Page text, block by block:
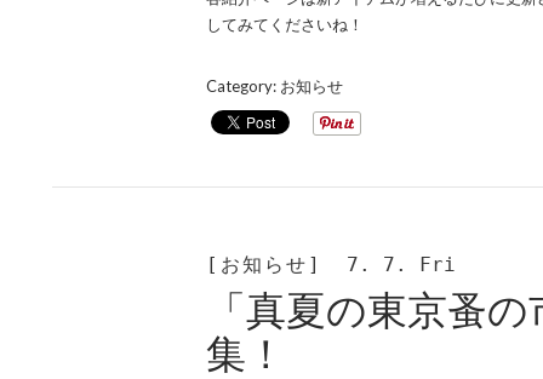
してみてくださいね！
Category: お知らせ
[お知らせ] 7. 7. Fri
「真夏の東京蚤
集！